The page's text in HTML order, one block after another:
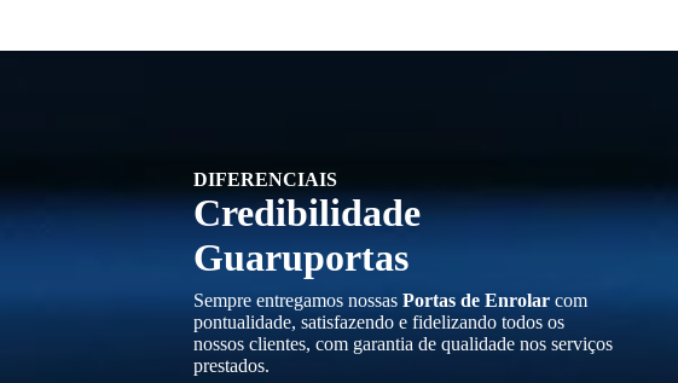
DIFERENCIAIS
Credibilidade
Guaruportas
Sempre entregamos nossas Portas de Enrolar com
pontualidade, satisfazendo e fidelizando todos os
nossos clientes, com garantia de qualidade nos serviços
prestados.